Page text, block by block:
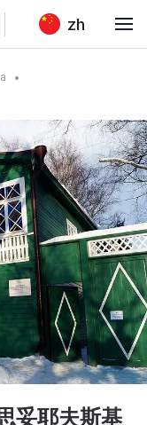
zh
妥耶夫斯基